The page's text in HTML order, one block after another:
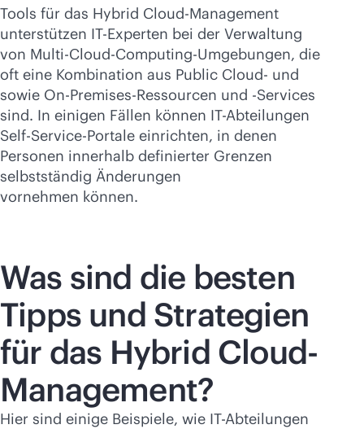
Tools für das Hybrid Cloud-Management
unterstützen IT-Experten bei der Verwaltung
von Multi-Cloud-Computing-Umgebungen, die
oft eine Kombination aus Public Cloud- und
sowie On-Premises-Ressourcen und -Services
sind. In einigen Fällen können IT-Abteilungen
Self-Service-Portale einrichten, in denen
Personen innerhalb definierter Grenzen
selbstständig Änderungen
vornehmen können.
Was sind die besten
Tipps und Strategien
für das Hybrid Cloud-
Management?
Hier sind einige Beispiele, wie IT-Abteilungen